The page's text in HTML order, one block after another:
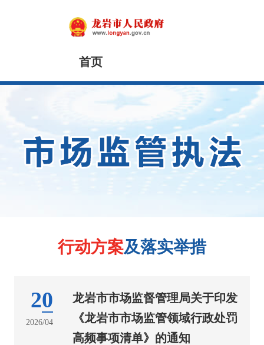
首页
行动方案及落实举措
20
2026/04
龙岩市市场监督管理局关于印发
《龙岩市市场监管领域行政处罚
高频事项清单》的通知